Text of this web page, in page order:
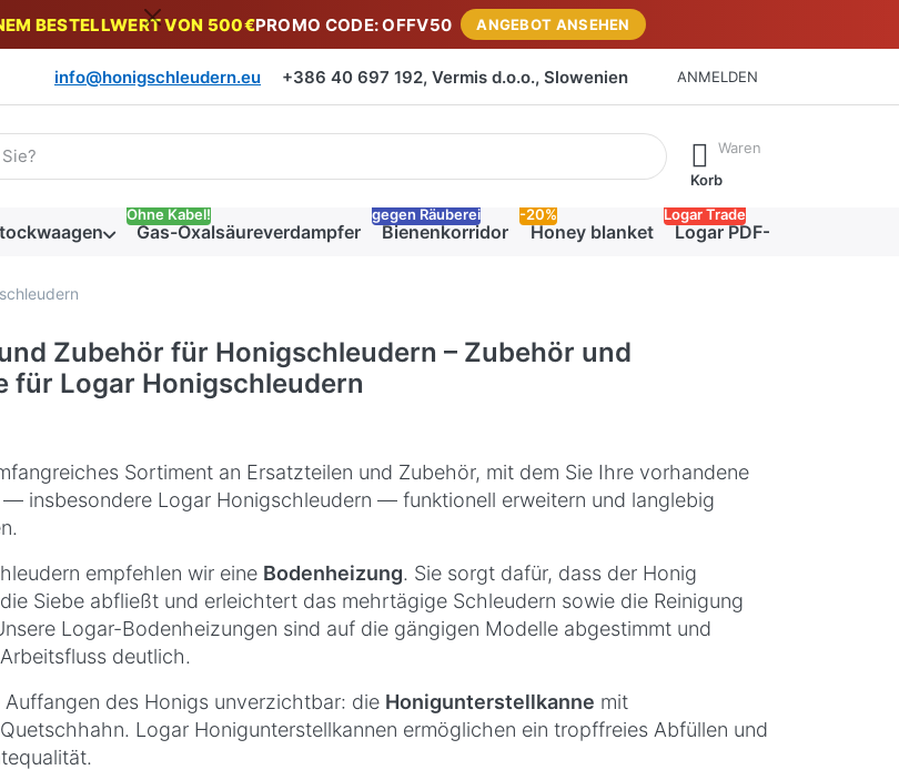
BESTELLWERT VON 500€PROMO CODE: OFFV50 ANGEBOT ANSEHEN
info@honigschleudern.eu +386 40 697 192, Vermis d.o.o., Slowenien ANMELDEN
ein. Während Sie tippen, erscheinen automatisch erste Ergebnisse. Drücken Sie die Eingabetaste, um alle
Waren
Korb
Gas-Oxalsäureverdampfer
Ohne Kabel!
Bienenkorridor
gegen Räuberei
Honey blanket
-20%
Logar PDF-Katalog
Logar Trade
Zubehör für Honigschleudern – Zubehör und
für Logar Honigschleudern
Sortiment an Ersatzteilen und Zubehör, mit dem Sie Ihre vorhandene
insbesondere Logar Honigschleudern — funktionell erweitern und langlebig
empfehlen wir eine Bodenheizung. Sie sorgt dafür, dass der Honig
Siebe abfließt und erleichtert das mehrtägige Schleudern sowie die Reinigung
Logar-Bodenheizungen sind auf die gängigen Modelle abgestimmt und
deutlich.
Auffangen des Honigs unverzichtbar: die Honigunterstellkanne mit
Logar Honigunterstellkannen ermöglichen ein tropffreies Abfüllen und